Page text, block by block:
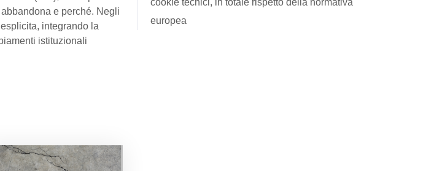
e perché. Negli
integrando la
istituzionali
europea